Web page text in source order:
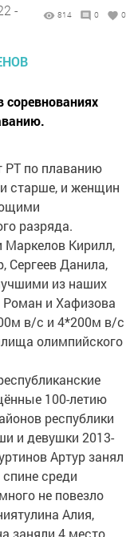
-
814 0 0
РТ по плаванию
старше, и женщин
разряда.
Маркелов Кирилл,
Сергеев Данила,
из наших
и Хафизова
в/с и 4*200м в/с
олимпийского
100-летию
республики
и девушки 2013-
Артур занял
среди
не повезло
Алия,